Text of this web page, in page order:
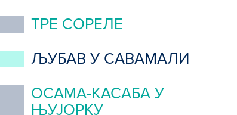
ТРЕ СОРЕЛЕ
ЉУБАВ У САВАМАЛИ
ОСАМА-КАСАБА У
ЊУЈОРКУ